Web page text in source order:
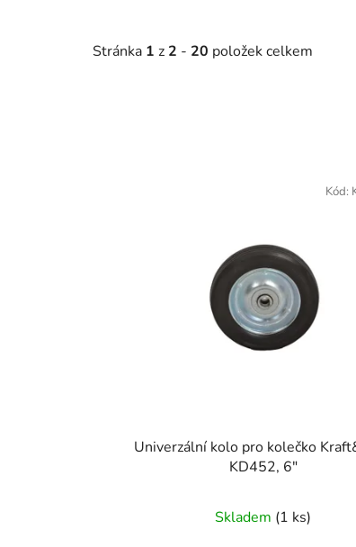
Stránka 1 z 2 - 20 položek celkem
Univerzální kolo pro kolečko
KD452, 6"
Skladem (1 ks)
Kód: